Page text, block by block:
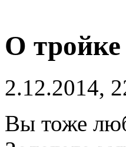
О тройке
2.12.2014,
Вы тоже